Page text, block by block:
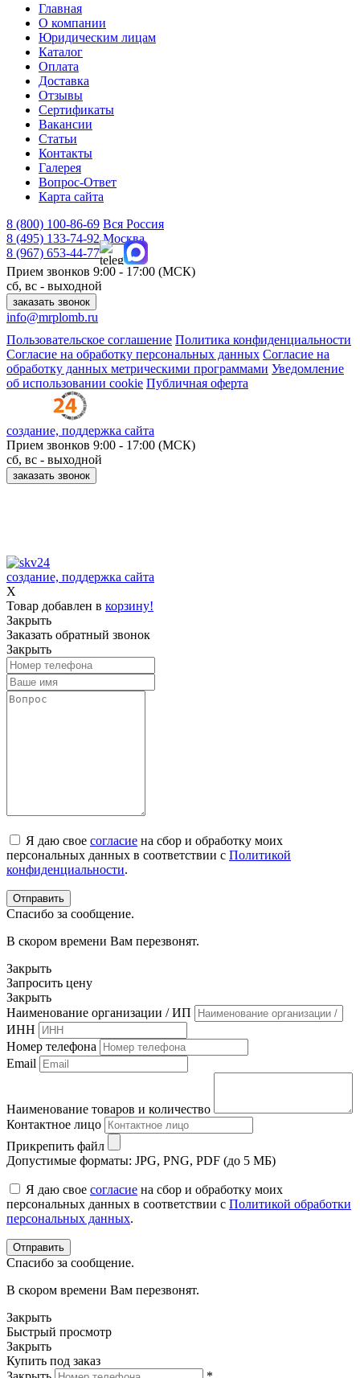
Главная
О компании
Юридическим лицам
Каталог
Оплата
Доставка
Отзывы
Сертификаты
Вакансии
Статьи
Контакты
Галерея
Вопрос-Ответ
Карта сайта
8 (800) 100-86-69 Вся Россия
8 (495) 133-74-92 Москва
8 (967) 653-44-77
Прием звонков 9:00 - 17:00 (МСК)
сб, вс - выходной
заказать звонок
info@mrplomb.ru
Пользовательское соглашение Политика конфиденциальности
Согласие на обработку персональных данных Согласие на
обработку данных метрическими программами Уведомление
об использовании cookie Публичная оферта
создание, поддержка сайта
Прием звонков 9:00 - 17:00 (МСК)
сб, вс - выходной
заказать звонок
создание, поддержка сайта
X
Товар добавлен в корзину!
Закрыть
Заказать обратный звонок
Закрыть
Я даю свое согласие на сбор и обработку моих
персональных данных в соответствии с Политикой
конфиденциальности.
Спасибо за сообщение.
В скором времени Вам перезвонят.
Закрыть
Запросить цену
Закрыть
Наименование организации / ИП
ИНН
Номер телефона
Email
Наименование товаров и количество
Контактное лицо
Прикрепить файл
Допустимые форматы: JPG, PNG, PDF (до 5 МБ)
Я даю свое согласие на сбор и обработку моих
персональных данных в соответствии с Политикой обработки
персональных данных.
Спасибо за сообщение.
В скором времени Вам перезвонят.
Закрыть
Быстрый просмотр
Закрыть
Купить под заказ